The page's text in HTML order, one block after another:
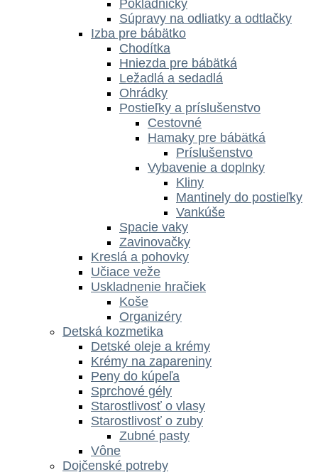
Pokladničky
Súpravy na odliatky a odtlačky
Izba pre bábätko
Chodítka
Hniezda pre bábätká
Ležadlá a sedadlá
Ohrádky
Postieľky a príslušenstvo
Cestovné
Hamaky pre bábätká
Príslušenstvo
Vybavenie a doplnky
Kliny
Mantinely do postieľky
Vankúše
Spacie vaky
Zavinovačky
Kreslá a pohovky
Učiace veže
Uskladnenie hračiek
Koše
Organizéry
Detská kozmetika
Detské oleje a krémy
Krémy na zapareniny
Peny do kúpeľa
Sprchové gély
Starostlivosť o vlasy
Starostlivosť o zuby
Zubné pasty
Vône
Dojčenské potreby